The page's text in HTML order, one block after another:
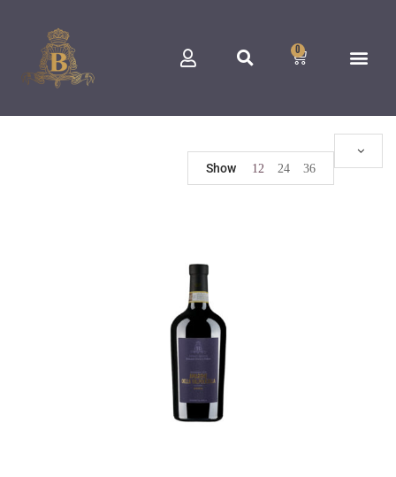
0
Show 12 24 36